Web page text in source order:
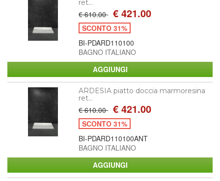
ret...
€ 610.00 € 421.00
SCONTO 31%
BI-PDARD110100
BAGNO ITALIANO
ARDESIA piatto doccia marmoresina
ret...
€ 610.00 € 421.00
SCONTO 31%
BI-PDARD110100ANT
BAGNO ITALIANO